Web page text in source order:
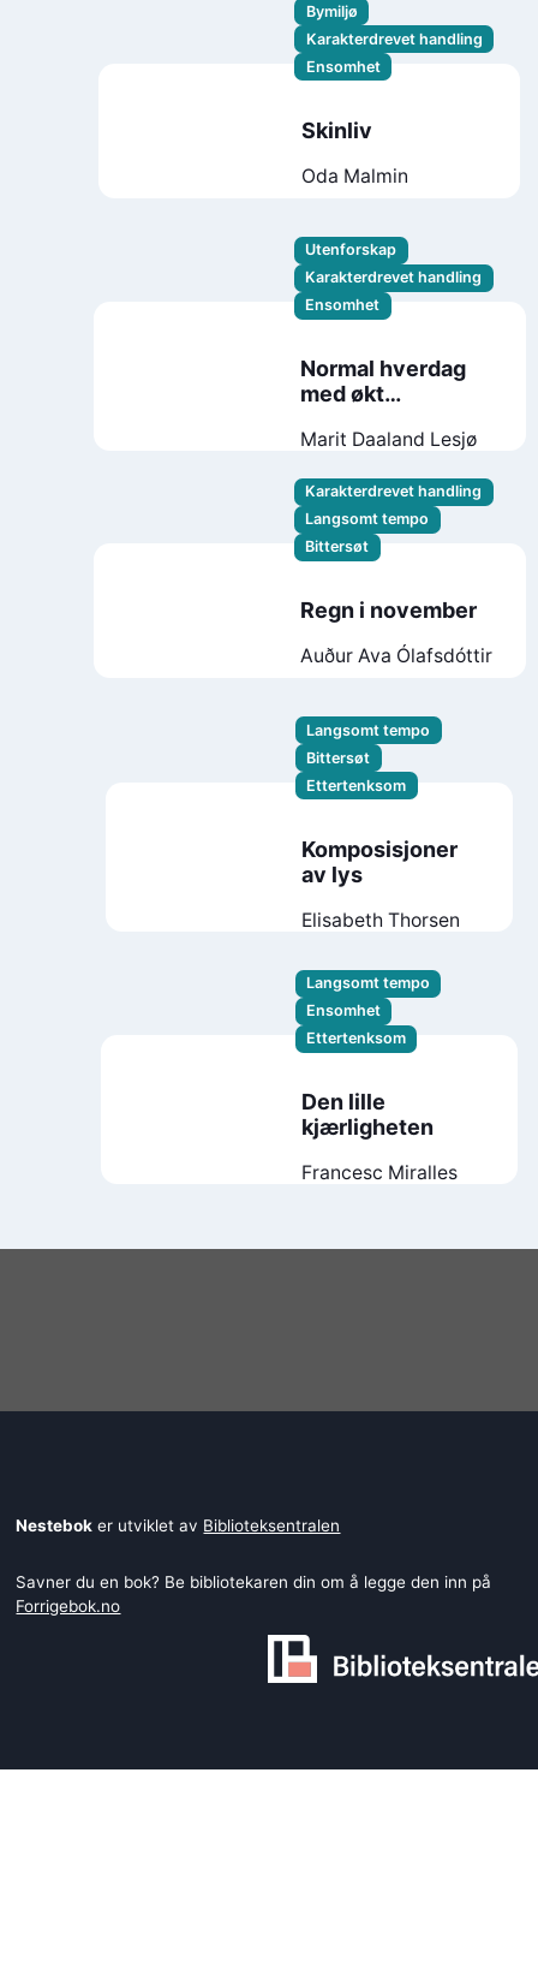
Bymiljø
Karakterdrevet handling
Ensomhet
Skinliv
Oda Malmin
Utenforskap
Karakterdrevet handling
Ensomhet
Normal hverdag
med økt
Marit Daaland Lesjø
Karakterdrevet handling
Langsomt tempo
Bittersøt
Regn i november
Auður Ava Ólafsdóttir
Langsomt tempo
Bittersøt
Ettertenksom
Komposisjoner
av lys
Elisabeth Thorsen
Langsomt tempo
Ensomhet
Ettertenksom
Den lille
kjærligheten
Francesc Miralles
Nestebok er utviklet av Biblioteksentralen
Savner du en bok? Be bibliotekaren din om å legge den inn på
Forrigebok.no